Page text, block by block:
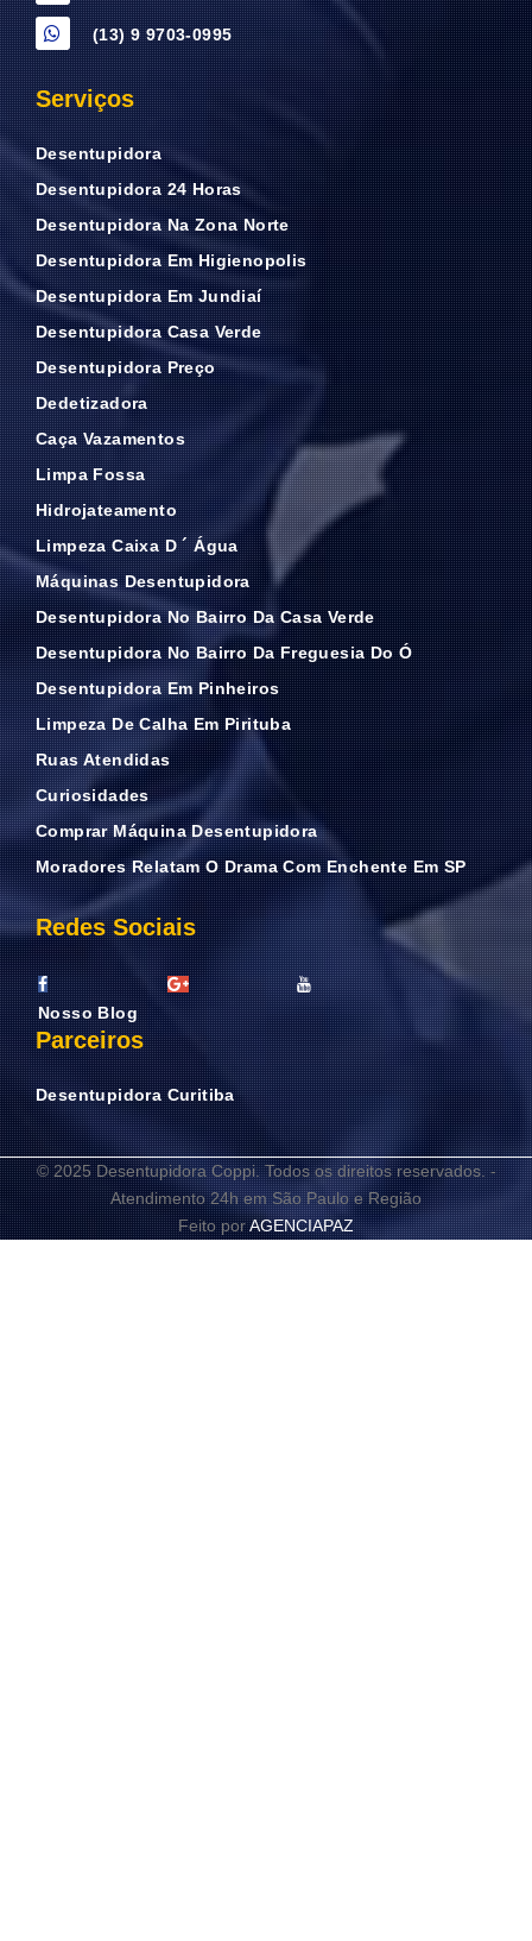
(13) 9 9703-0995
Serviços
Desentupidora
Desentupidora 24 Horas
Desentupidora Na Zona Norte
Desentupidora Em Higienopolis
Desentupidora Em Jundiaí
Desentupidora Casa Verde
Desentupidora Preço
Dedetizadora
Caça Vazamentos
Limpa Fossa
Hidrojateamento
Limpeza Caixa D ´ Água
Máquinas Desentupidora
Desentupidora No Bairro Da Casa Verde
Desentupidora No Bairro Da Freguesia Do Ó
Desentupidora Em Pinheiros
Limpeza De Calha Em Pirituba
Ruas Atendidas
Curiosidades
Comprar Máquina Desentupidora
Moradores Relatam O Drama Com Enchente Em SP
Redes Sociais
Nosso Blog
Parceiros
Desentupidora Curitiba
© 2025 Desentupidora Coppi. Todos os direitos reservados. -
Atendimento 24h em São Paulo e Região
Feito porAGENCIAPAZ